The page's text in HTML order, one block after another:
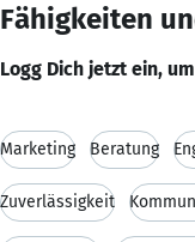
Fähigkeiten
Logg Dich jetzt ein,
Marketing Beratung
Zuverlässigkeit